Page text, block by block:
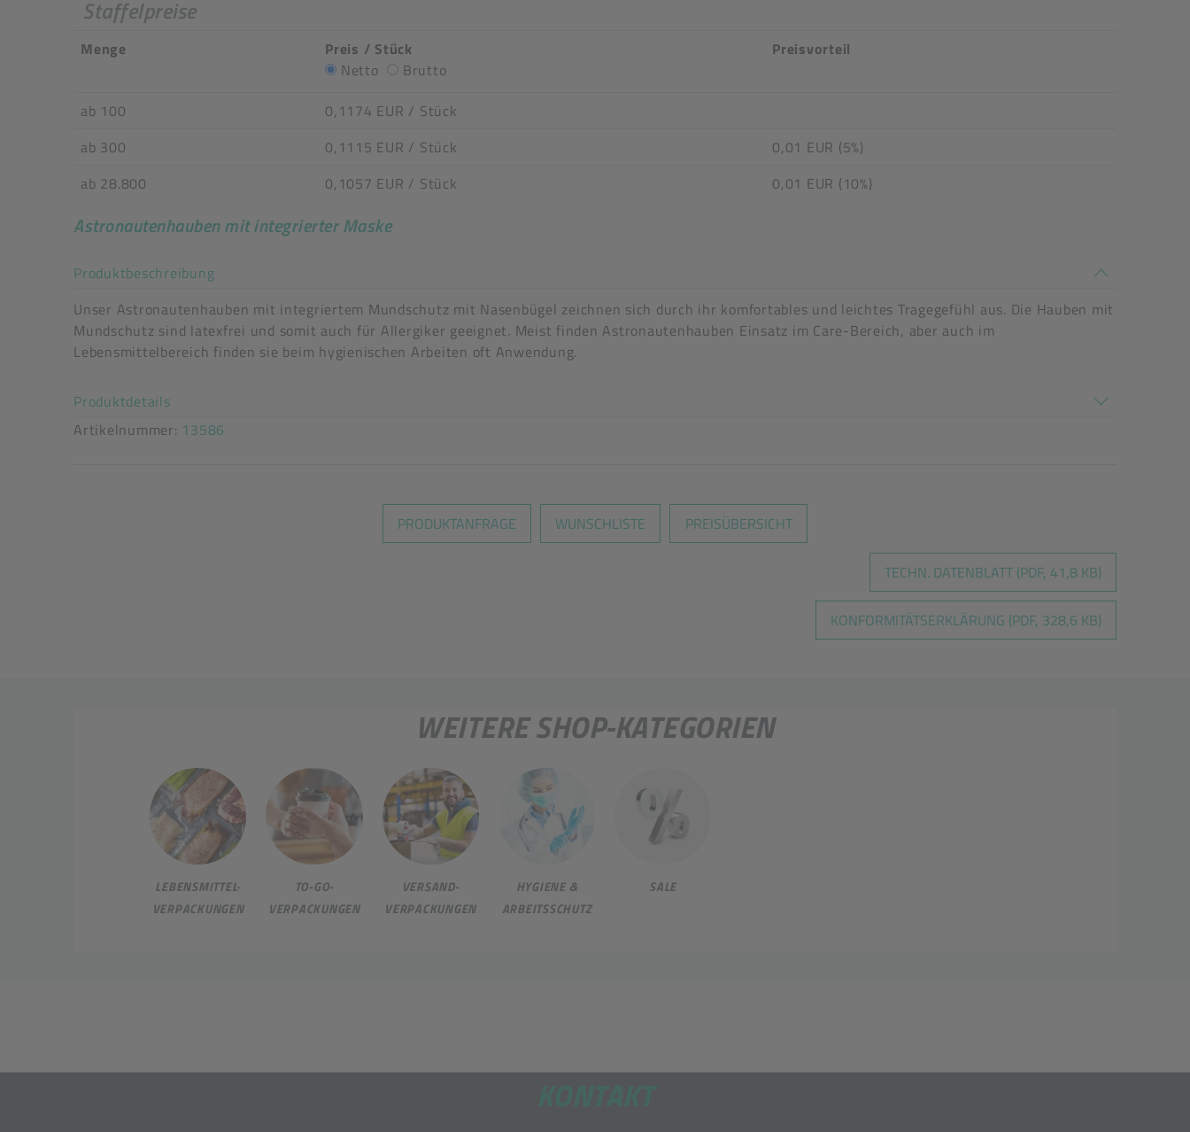
Staffelpreise
Menge
Preis / Stück
Netto
Brutto
Preisvorteil
ab 100 0,1174 EUR / Stück
ab 300
0,1115 EUR / Stück
0,01 EUR (5%)
ab 28.800
0,1057 EUR / Stück 0,01 EUR (10%)
Astronautenhauben mit integrierter Maske
Produktbeschreibung
Unser Astronautenhauben mit integriertem Mundschutz mit Nasenbügel zeichnen sich durch ihr komfortables und leichtes Tragegefühl aus. Die Hauben mit
Mundschutz sind latexfrei und somit auch für Allergiker geeignet. Meist finden Astronautenhauben Einsatz im Care-Bereich, aber auch im
Lebensmittelbereich finden sie beim hygienischen Arbeiten oft Anwendung.
Produktdetails
Artikelnummer: 13586
PRODUKTANFRAGE WUNSCHLISTE PREISÜBERSICHT
TECHN. DATENBLATT (PDF, 41,8 KB)
KONFORMITÄTSERKLÄRUNG (PDF, 328,6 KB)
WEITERE SHOP-KATEGORIEN
LEBENSMITTEL-
VERPACKUNGEN
TO-GO-
VERPACKUNGEN
VERSAND-
VERPACKUNGEN
HYGIENE &
ARBEITSSCHUTZ
SALE